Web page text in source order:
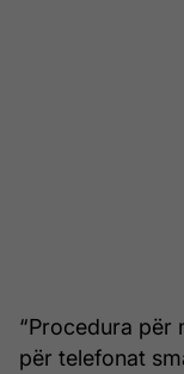
“Procedura për
për telefonat